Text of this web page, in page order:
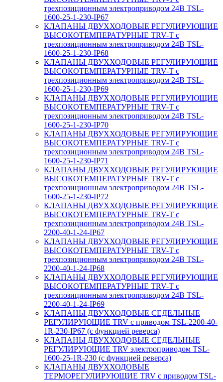
трехпозиционным электроприводом 24В TSL-
1600-25-1-230-IP67
КЛАПАНЫ ДВУХХОДОВЫЕ РЕГУЛИРУЮЩИЕ
ВЫСОКОТЕМПЕРАТУРНЫЕ TRV-T с
трехпозиционным электроприводом 24В TSL-
1600-25-1-230-IP68
КЛАПАНЫ ДВУХХОДОВЫЕ РЕГУЛИРУЮЩИЕ
ВЫСОКОТЕМПЕРАТУРНЫЕ TRV-T с
трехпозиционным электроприводом 24В TSL-
1600-25-1-230-IP69
КЛАПАНЫ ДВУХХОДОВЫЕ РЕГУЛИРУЮЩИЕ
ВЫСОКОТЕМПЕРАТУРНЫЕ TRV-T с
трехпозиционным электроприводом 24В TSL-
1600-25-1-230-IP70
КЛАПАНЫ ДВУХХОДОВЫЕ РЕГУЛИРУЮЩИЕ
ВЫСОКОТЕМПЕРАТУРНЫЕ TRV-T с
трехпозиционным электроприводом 24В TSL-
1600-25-1-230-IP71
КЛАПАНЫ ДВУХХОДОВЫЕ РЕГУЛИРУЮЩИЕ
ВЫСОКОТЕМПЕРАТУРНЫЕ TRV-T с
трехпозиционным электроприводом 24В TSL-
1600-25-1-230-IP72
КЛАПАНЫ ДВУХХОДОВЫЕ РЕГУЛИРУЮЩИЕ
ВЫСОКОТЕМПЕРАТУРНЫЕ TRV-T с
трехпозиционным электроприводом 24В TSL-
2200-40-1-24-IP67
КЛАПАНЫ ДВУХХОДОВЫЕ РЕГУЛИРУЮЩИЕ
ВЫСОКОТЕМПЕРАТУРНЫЕ TRV-T с
трехпозиционным электроприводом 24В TSL-
2200-40-1-24-IP68
КЛАПАНЫ ДВУХХОДОВЫЕ РЕГУЛИРУЮЩИЕ
ВЫСОКОТЕМПЕРАТУРНЫЕ TRV-T с
трехпозиционным электроприводом 24В TSL-
2200-40-1-24-IP69
КЛАПАНЫ ДВУХХОДОВЫЕ СЕДЕЛЬНЫЕ
РЕГУЛИРУЮЩИЕ TRV с приводом TSL-2200-40-
1R-230-IP67 (с функцией реверса)
КЛАПАНЫ ДВУХХОДОВЫЕ СЕДЕЛЬНЫЕ
РЕГУЛИРУЮЩИЕ TRV электроприводом TSL-
1600-25-1R-230 (с функцией реверса)
КЛАПАНЫ ДВУХХОДОВЫЕ
ТЕРМОРЕГУЛИРУЮЩИЕ TRV с приводом TSL-